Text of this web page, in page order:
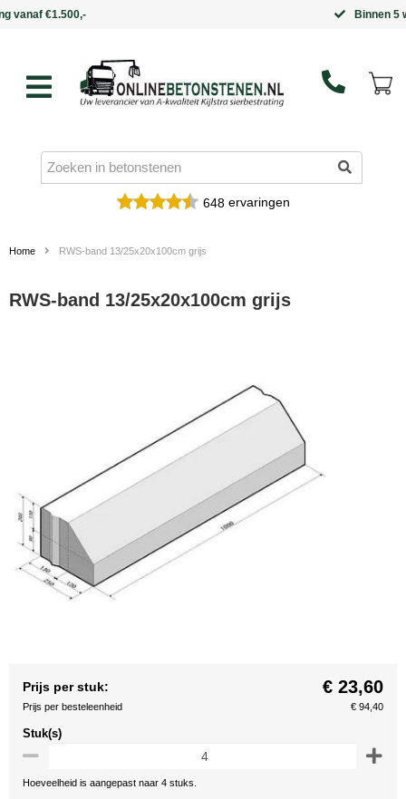
648ervaringen
Home RWS-band 13/25x20x100cm grijs
RWS-band 13/25x20x100cm grijs
Prijs per stuk: € 23,60
Prijs per besteleenheid € 94,40
Stuk(s)
Hoeveelheid is aangepast naar 4 stuks.